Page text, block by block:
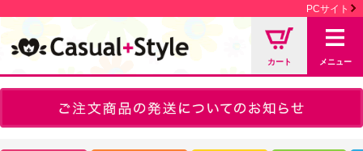
PCサイト
カート メニュー